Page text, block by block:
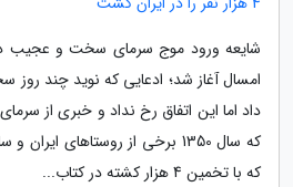
شایعه ورود موج سرمای سخت و عجیب
امسال آغاز شد؛ ادعایی که نوید چند
داد اما این اتفاق رخ نداد و خبری از
که سال 1350 برخی از روستاهای
که با تخمین 4 هزار کشته در کتاب...